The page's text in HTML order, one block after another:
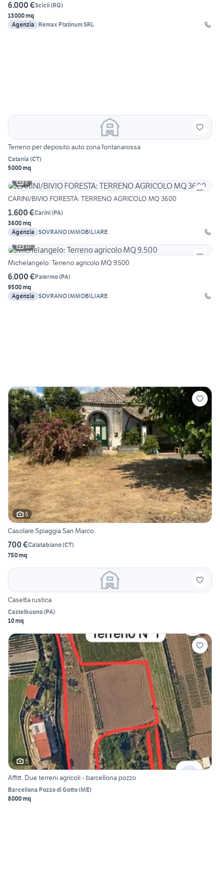
6.000 €Scicli(RG)
13000 mq
Agenzia
Remax Platinum SRL
Terreno per deposito auto zona fontanarossa
Catania (CT)
5000 mq
8
CARINI/BIVIO FORESTA: TERRENO AGRICOLO MQ 3600
1.600 €Carini(PA)
3600 mq
Agenzia SOVRANO IMMOBILIARE
10
Michelangelo: Terreno agricolo MQ 9.500
6.000 €Palermo(PA)
9500 mq
Agenzia SOVRANO IMMOBILIARE
6
Casolare Spiaggia San Marco
700 €Calatabiano(CT)
750 mq
Casetta rustica
Castelbuono(PA)
10 mq
5
Affitt. Due terreni agricoli - barcellona pozzo
Barcellona Pozzo di Gotto(ME)
8000 mq